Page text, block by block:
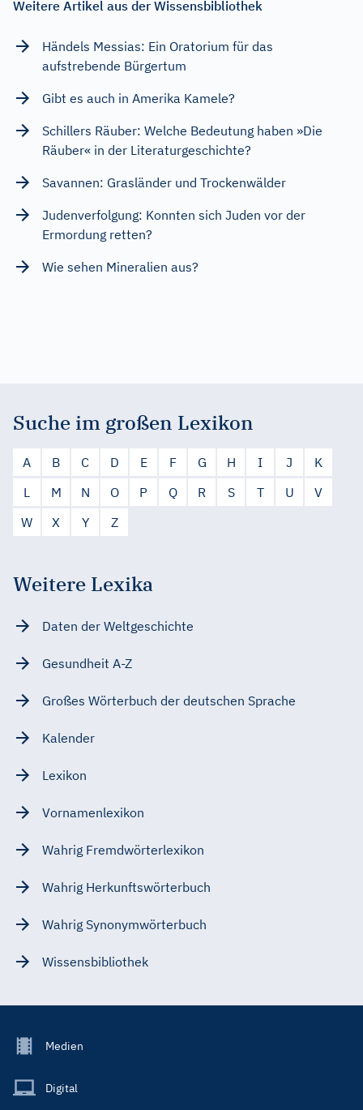
Weitere Artikel aus der Wissensbibliothek
Händels Messias: Ein Oratorium für das
aufstrebende Bürgertum
Gibt es auch in Amerika Kamele?
Schillers Räuber: Welche Bedeutung haben »Die
Räuber« in der Literaturgeschichte?
Savannen: Grasländer und Trockenwälder
Judenverfolgung: Konnten sich Juden vor der
Ermordung retten?
Wie sehen Mineralien aus?
Suche im großen Lexikon
A B C D E F G H I J
K
L
M N O P Q R S T U
V
W
X Y Z
Weitere Lexika
Daten der Weltgeschichte
Gesundheit A-Z
Großes Wörterbuch der deutschen Sprache
Kalender
Lexikon
Vornamenlexikon
Wahrig Fremdwörterlexikon
Wahrig Herkunftswörterbuch
Wahrig Synonymwörterbuch
Wissensbibliothek
Footer
Main
Medien
Digital